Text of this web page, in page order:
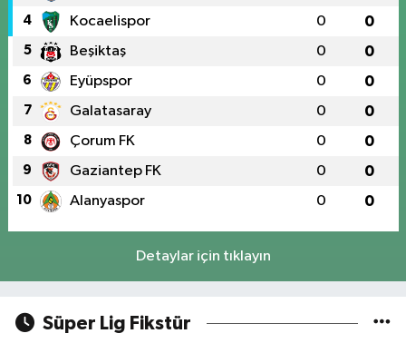
4 Kocaelispor 0 0
5 Beşiktaş 0 0
6 Eyüpspor 0 0
7 Galatasaray 0 0
8 Çorum FK 0 0
9 Gaziantep FK 0 0
10 Alanyaspor 0 0
Detaylar için tıklayın
Süper Lig Fikstür